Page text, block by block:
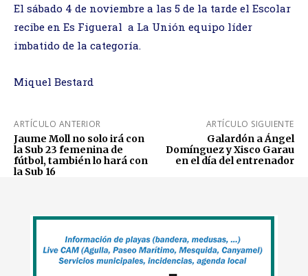
El sábado 4 de noviembre a las 5 de la tarde el Escolar
recibe en Es Figueral a La Unión equipo líder
imbatido de la categoría.
Miquel Bestard
ARTÍCULO ANTERIOR
Jaume Moll no solo irá con
la Sub 23 femenina de
fútbol, también lo hará con
la Sub 16
ARTÍCULO SIGUIENTE
Galardón a Ángel
Domínguez y Xisco Garau
en el día del entrenador